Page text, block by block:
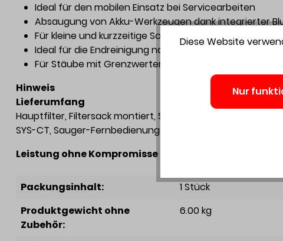
Ideal für den mobilen Einsatz bei Servicearbeiten
Absaugung von Akku-Werkzeugen dank integrierter
Für kleine und kurzzeitige Schleif-, Säge- und
Ideal für die Endreinigung nach der Arbeit
Für Stäube mit Grenzwerten > 0,1mg/m³
Hinweis
Lieferumfang
Hauptfilter, Filtersack montiert, Saugschlauch glatt Ø 27 x
SYS-CT, Sauger-Fernbedienung CT-F I, Energie-Set SYS
Leistung ohne Kompromisse dank dem Festool
Packungsinhalt:
1 Stück
Produktgewicht ohne
Zubehör:
6.00 kg
Diese Website
Nur